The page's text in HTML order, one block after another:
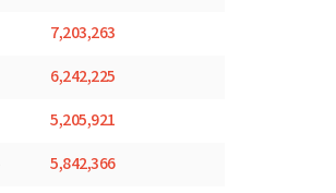
7,203,263
6,242,225
5,205,921
5,842,366